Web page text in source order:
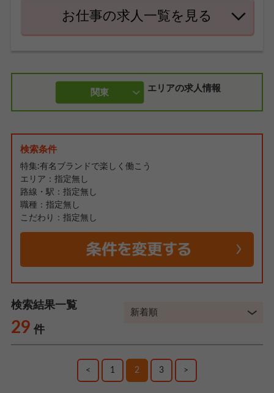
お仕事の求人一覧を見る
関東 エリアの求人情報
検索条件
特集:有名ブランドで楽しく働こう
エリア：指定無し
路線・駅：指定無し
職種：指定無し
こだわり：指定無し
検索結果一覧
29 件
< 1 2 3 >